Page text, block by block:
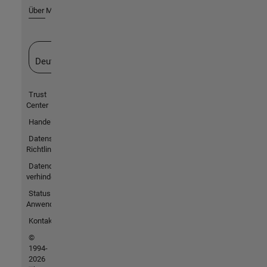
Über MathWorks
Deutschland
Trust
Center
Handelsmarken
Datenschutz-
Richtlinien
Datendiebstahl
verhindern
Status von
Anwendungen
Kontakt
©
1994-
2026